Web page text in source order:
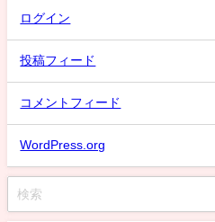
ログイン
投稿フィード
コメントフィード
WordPress.org